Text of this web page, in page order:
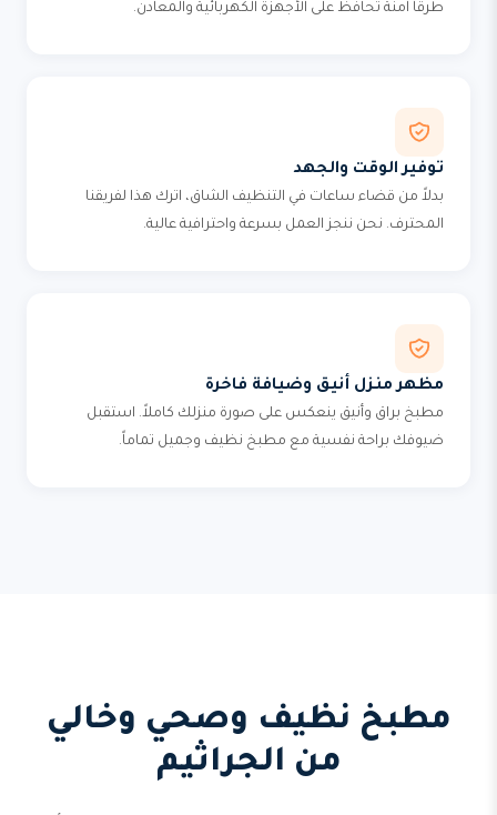
طرقاً آمنة تحافظ على الأجهزة الكهربائية والمعادن.
توفير الوقت والجهد
بدلاً من قضاء ساعات في التنظيف الشاق، اترك هذا لفريقنا
المحترف. نحن ننجز العمل بسرعة واحترافية عالية.
مظهر منزل أنيق وضيافة فاخرة
مطبخ براق وأنيق ينعكس على صورة منزلك كاملاً. استقبل
ضيوفك براحة نفسية مع مطبخ نظيف وجميل تماماً.
مطبخ نظيف وصحي وخالي
من الجراثيم